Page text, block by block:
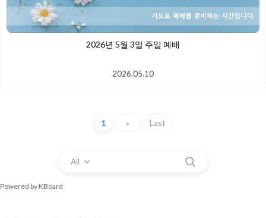
2026년 5월 3일 주일 예배
2026.05.10
1 » Last
All
Powered by KBoard